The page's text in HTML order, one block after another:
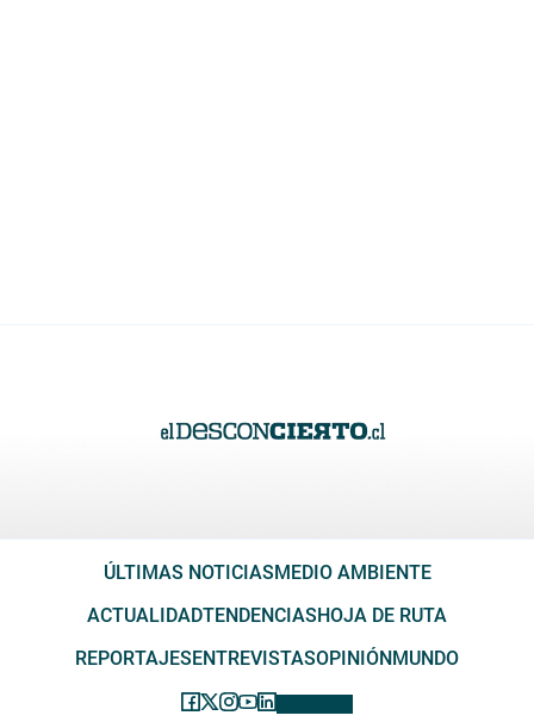
ÚLTIMAS NOTICIASMEDIO AMBIENTE
ACTUALIDADTENDENCIASHOJA DE RUTA
REPORTAJESENTREVISTASOPINIÓNMUNDO